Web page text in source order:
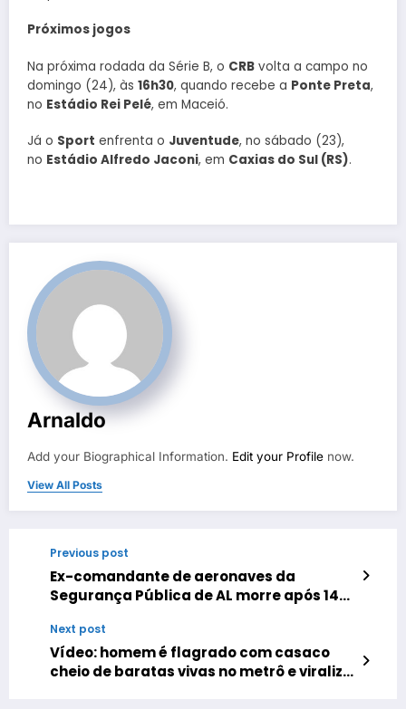
Próximos jogos
Na próxima rodada da Série B, o CRB volta a campo no
domingo (24), às 16h30, quando recebe a Ponte Preta,
no Estádio Rei Pelé, em Maceió.
Já o Sport enfrenta o Juventude, no sábado (23),
no Estádio Alfredo Jaconi, em Caxias do Sul (RS).
Arnaldo
Add your Biographical Information. Edit your Profile now.
View All Posts
Previous post
Ex-comandante de aeronaves da
Segurança Pública de AL morre após 14
RJ.
Next post
Vídeo: homem é flagrado com casaco
cheio de baratas vivas no metrô e viraliza